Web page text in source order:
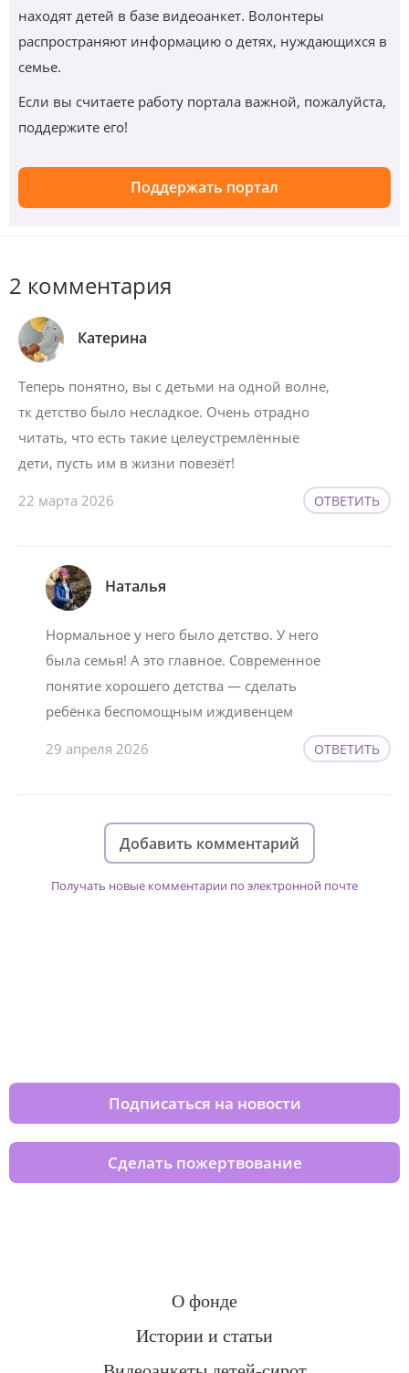
находят детей в базе видеоанкет. Волонтеры
распространяют информацию о детях, нуждающихся в
семье.
Если вы считаете работу портала важной, пожалуйста,
поддержите его!
Поддержать портал
2 комментария
Катерина
Теперь понятно, вы с детьми на одной волне,
тк детство было несладкое. Очень отрадно
читать, что есть такие целеустремлённые
дети, пусть им в жизни повезёт!
22 марта 2026 ОТВЕТИТЬ
Наталья
Нормальное у него было детство. У него
была семья! А это главное. Современное
понятие хорошего детства — сделать
ребёнка беспомощным иждивенцем
29 апреля 2026 ОТВЕТИТЬ
Добавить комментарий
Получать новые комментарии по электронной почте
Подписаться на новости
Сделать пожертвование
О фонде
Истории и статьи